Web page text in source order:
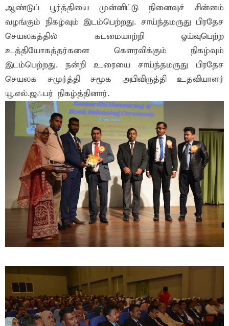
ஆண்டுப் பூர்த்தியை முன்னிட்டு நினைவுச் சின்னம்
வழங்கும் நிகழ்வும் இடம்பெற்றது. சாய்ந்தமருது பிரதேச
செயலகத்தில் கடமையாற்றி ஓய்வுபெற்ற
உத்தியோகத்தர்களை கௌரவிக்கும் நிகழ்வும்
இடம்பெற்றது. நன்றி உரையை சாய்ந்தமருது பிரதேச
செயலக சமுர்த்தி சமூக அபிவிருத்தி உதவியாளர்
யூ.எல்.ஜஃபர் நிகழ்த்தினார்.